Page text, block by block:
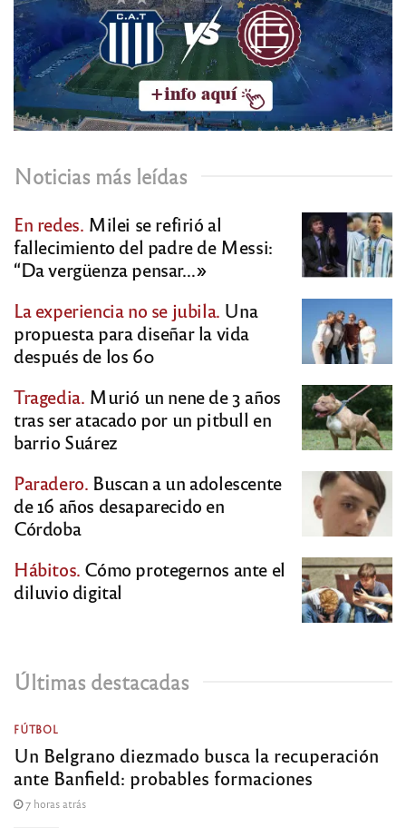
Noticias más leídas
En redes. Milei se refirió al
fallecimiento del padre de Messi:
“Da vergüenza pensar…»
La experiencia no se jubila. Una
propuesta para diseñar la vida
después de los 60
Tragedia. Murió un nene de 3 años
tras ser atacado por un pitbull en
barrio Suárez
Paradero. Buscan a un adolescente
de 16 años desaparecido en
Córdoba
Hábitos. Cómo protegernos ante el
diluvio digital
Últimas destacadas
FÚTBOL
Un Belgrano diezmado busca la recuperación
ante Banfield: probables formaciones
7 horas atrás